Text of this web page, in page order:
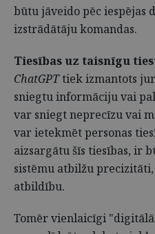
būtu jāveido pēc iespējas
izstrādātāju komandas.
Tiesības uz taisnīgu
Chat­GPTtiek izmantots
sniegtu informāciju vai
var sniegt neprecīzu vai
var ietekmēt personas
aizsargātu šīs tiesības, ir
sistēmu atbilžu
atbildību.
Tomēr vienlaicīgi